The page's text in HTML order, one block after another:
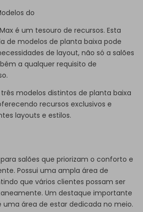
do
é um tesouro de recursos. Esta
de modelos de planta baixa pode
de layout, não só a salões
a qualquer requisito de
modelos distintos de planta baixa
recursos exclusivos e
layouts e estilos.
salões que priorizam o conforto e
Possui uma ampla área de
que vários clientes possam ser
Um destaque importante
uma área de estar dedicada no meio.